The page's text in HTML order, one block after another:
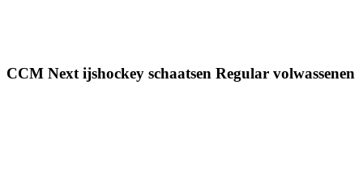
CCM Next ijshockey schaatsen Regular volwassenen